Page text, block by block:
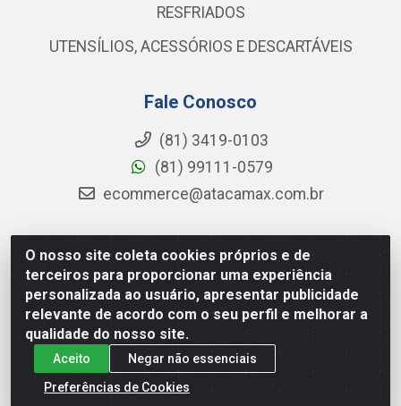
O nosso site coleta cookies próprios e de
terceiros para proporcionar uma experiência
personalizada ao usuário, apresentar publicidade
relevante de acordo com o seu perfil e melhorar a
qualidade do nosso site.
Aceito
Negar não essenciais
Preferências de Cookies
RESFRIADOS
UTENSÍLIOS, ACESSÓRIOS E DESCARTÁVEIS
Fale Conosco
(81) 3419-0103
(81) 99111-0579
ecommerce@atacamax.com.br
Atacamax Importadora de Alimentos LTDA - RODOVIA BR-
101 - SUL, KM 79,60 GP E GALPAO:D - Muribeca, Jaboatão dos
Guararapes - PE, 54355-010 - CNPJ 08.305.623/0001-84